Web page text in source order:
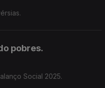
pobres.
Social 2025.